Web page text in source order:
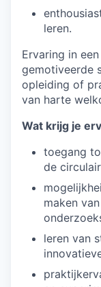
leren.
Ervaring in
gemotiveerde
opleiding of
van harte
Wat krijg je
toegang
de
maken
leren van